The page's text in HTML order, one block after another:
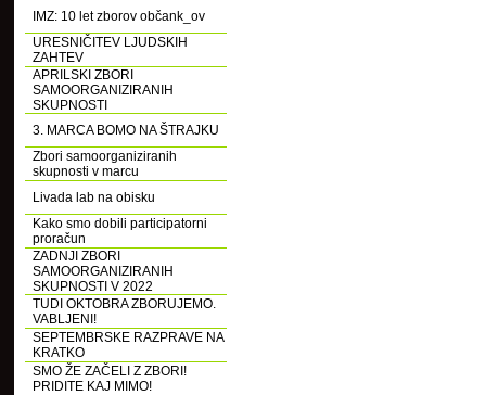
IMZ: 10 let zborov občank_ov
URESNIČITEV LJUDSKIH
ZAHTEV
APRILSKI ZBORI
SAMOORGANIZIRANIH
SKUPNOSTI
3. MARCA BOMO NA ŠTRAJKU
Zbori samoorganiziranih
skupnosti v marcu
Livada lab na obisku
Kako smo dobili participatorni
proračun
ZADNJI ZBORI
SAMOORGANIZIRANIH
SKUPNOSTI V 2022
TUDI OKTOBRA ZBORUJEMO.
VABLJENI!
SEPTEMBRSKE RAZPRAVE NA
KRATKO
SMO ŽE ZAČELI Z ZBORI!
PRIDITE KAJ MIMO!